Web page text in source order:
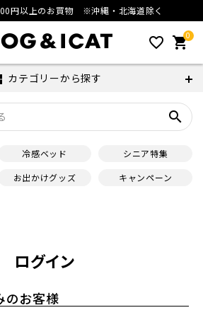
円以上のお買物 ※沖縄・北海道除く
favorite_outline 0
shopping_cart
カテゴリーから探す
search
冷感ベッド
シニア特集
お出かけグッズ キャンペーン
ログイン
のお客様